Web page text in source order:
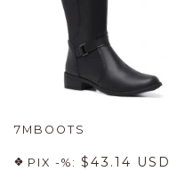
7MBOOTS
PIX -%: $43.14 USD